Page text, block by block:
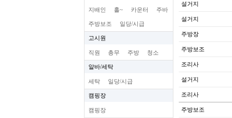
지배인 홀~ 카운터 주바
주방보조 일당/시급
고시원
직원 총무 주방 청소
알바/세탁
세탁 일당/시급
캠핑장
캠핑장
설거지
설거지
주방장
주방보조
조리사
설거지
조리사
주방보조